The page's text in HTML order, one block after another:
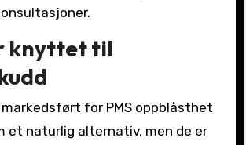
knyttet til
for PMS oppblåsthet
et naturlig alternativ, men de er